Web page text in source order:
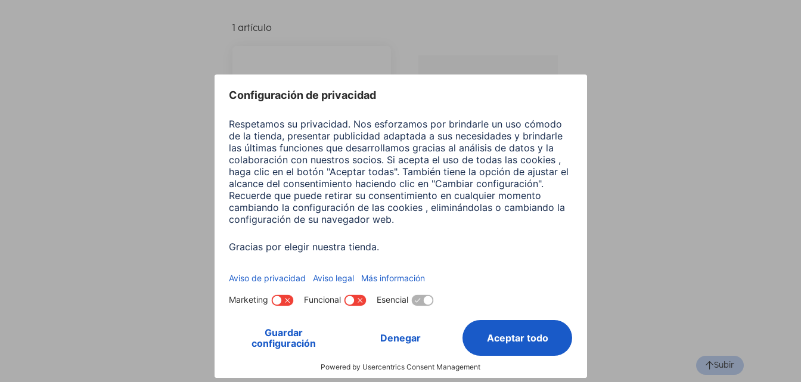
1 artículo
Hama Lámpara LED WLAN
,E14, 5,5 W, RGBW, Regulable,
Vela, Para control por voz
¿No
producto que
buscas?
Buscar entre todos
nuestros
productos
Subir